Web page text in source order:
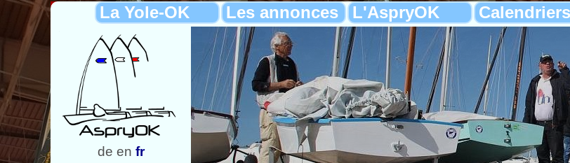
La Yole-OK Les annonces L'AspryOK Calendriers
de en fr